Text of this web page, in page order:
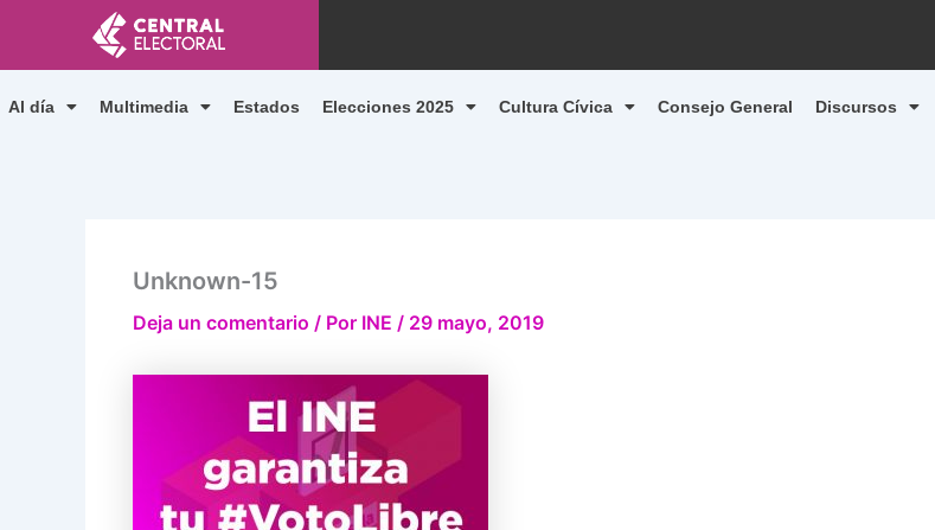
contenido
Al día Multimedia Estados Elecciones 2025 Cultura Cívica Consejo General Discursos
Unknown-15
Deja un comentario / Por INE / 29 mayo, 2019